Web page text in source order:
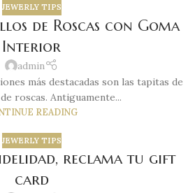
JEWERLY TIPS
de Roscas con Goma
Interior
admin
más destacadas son las tapitas de
roscas. Antiguamente...
READING
JEWERLY TIPS
reclama tu gift
card